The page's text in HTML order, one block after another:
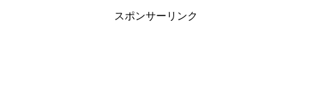
スポンサーリンク